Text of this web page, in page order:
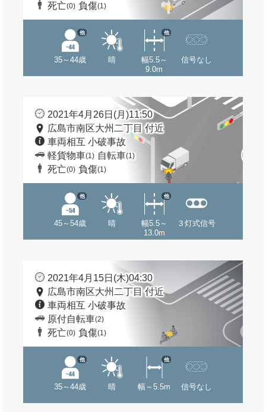
死亡(0) 負傷(1)
35～44歳
他
晴
幅5.5～
9.0m
他
信号なし
2021年4月26日(月)11:50
広島市南区大州二丁目 付近
車両相互 小破事故
軽貨物車(1) 自転車(1)
死亡(0) 負傷(1)
45～54歳
他
晴
幅5.5～
13.0m
他
３灯式信号
2021年4月15日(木)04:30
広島市南区大州二丁目 付近
車両相互 小破事故
原付自転車(2)
死亡(0) 負傷(1)
35～44歳
他
晴 幅～5.5m
他
信号なし